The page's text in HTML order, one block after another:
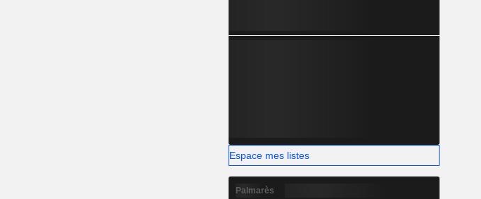
Espace mes listes
Palmarès